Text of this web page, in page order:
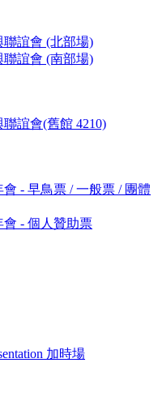
聯誼會 (北部場)
聯誼會 (南部場)
誼會(舊館 4210)
- 早鳥票 / 一般票 / 團體
會 - 個人贊助票
加時場